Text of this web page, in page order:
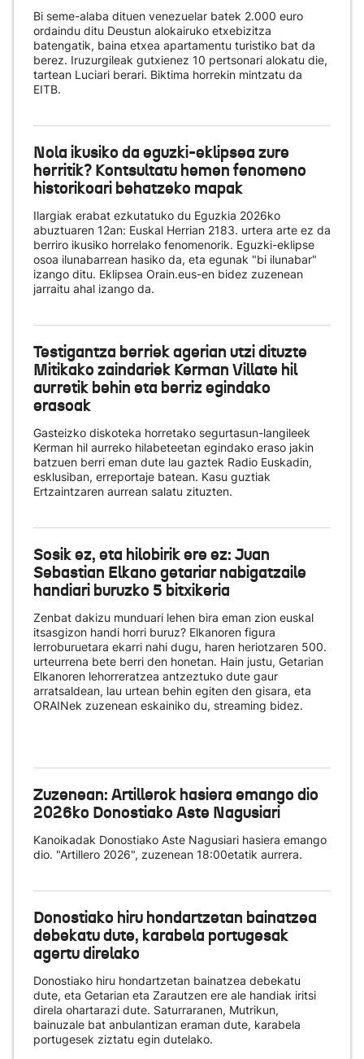
Bi seme-alaba dituen venezuelar batek 2.000 euro
ordaindu ditu Deustun alokairuko etxebizitza
batengatik, baina etxea apartamentu turistiko bat da
berez. Iruzurgileak gutxienez 10 pertsonari alokatu die,
tartean Luciari berari. Biktima horrekin mintzatu da
EITB.
Nola ikusiko da eguzki-eklipsea zure
herritik? Kontsultatu hemen fenomeno
historikoari behatzeko mapak
Ilargiak erabat ezkutatuko du Eguzkia 2026ko
abuztuaren 12an: Euskal Herrian 2183. urtera arte ez da
berriro ikusiko horrelako fenomenorik. Eguzki-eklipse
osoa ilunabarrean hasiko da, eta egunak "bi ilunabar"
izango ditu. Eklipsea Orain.eus-en bidez zuzenean
jarraitu ahal izango da.
Testigantza berriek agerian utzi dituzte
Mitikako zaindariek Kerman Villate hil
aurretik behin eta berriz egindako
erasoak
Gasteizko diskoteka horretako segurtasun-langileek
Kerman hil aurreko hilabeteetan egindako eraso jakin
batzuen berri eman dute lau gaztek Radio Euskadin,
esklusiban, erreportaje batean. Kasu guztiak
Ertzaintzaren aurrean salatu zituzten.
Sosik ez, eta hilobirik ere ez: Juan
Sebastian Elkano getariar nabigatzaile
handiari buruzko 5 bitxikeria
Zenbat dakizu munduari lehen bira eman zion euskal
itsasgizon handi horri buruz? Elkanoren figura
lerroburuetara ekarri nahi dugu, haren heriotzaren 500.
urteurrena bete berri den honetan. Hain justu, Getarian
Elkanoren lehorreratzea antzeztuko dute gaur
arratsaldean, lau urtean behin egiten den gisara, eta
ORAINek zuzenean eskainiko du, streaming bidez.
Zuzenean: Artillerok hasiera emango dio
2026ko Donostiako Aste Nagusiari
Kanoikadak Donostiako Aste Nagusiari hasiera emango
dio. "Artillero 2026", zuzenean 18:00etatik aurrera.
Donostiako hiru hondartzetan bainatzea
debekatu dute, karabela portugesak
agertu direlako
Donostiako hiru hondartzetan bainatzea debekatu
dute, eta Getarian eta Zarautzen ere ale handiak iritsi
direla ohartarazi dute. Saturraranen, Mutrikun,
bainuzale bat anbulantizan eraman dute, karabela
portugesek ziztatu egin dutelako.